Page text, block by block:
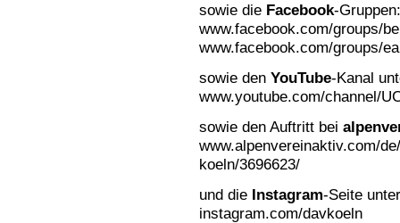
sowie die Facebook-Gruppen:
www.facebook.com/groups/
www.facebook.com/groups/
sowie den YouTube-Kanal
www.youtube.com/channel/
sowie den Auftritt bei
www.alpenvereinaktiv.com/
koeln/3696623/
und die Instagram-Seite
instagram.com/davkoeln